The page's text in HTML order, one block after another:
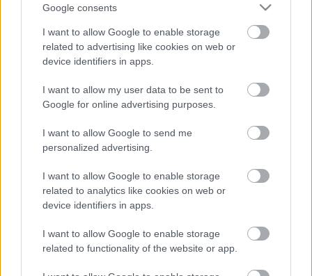
Google consents
I want to allow Google to enable storage
related to advertising like cookies on web or
device identifiers in apps.
I want to allow my user data to be sent to
Google for online advertising purposes.
I want to allow Google to send me
personalized advertising.
I want to allow Google to enable storage
related to analytics like cookies on web or
device identifiers in apps.
I want to allow Google to enable storage
related to functionality of the website or app.
Rockenbauer professzor pontosan látja a
különbséget, erről mintha írna is a indexes cikkben.
Senki sem téved igazából. Daniel Kahnemann
pszichológiájáról Amos Tverskyvel (a Nobel-díjához
is hozzájárult a feltételes valószínűség kognitív
félreértelmezését igazoló kísérletsorozata) ez
nagyon izgalmas problémakör. A feltételes
valószínűség, a feltételes várható érték egyáltalán
nem egyszerű dolog, vigyázni kell vele.